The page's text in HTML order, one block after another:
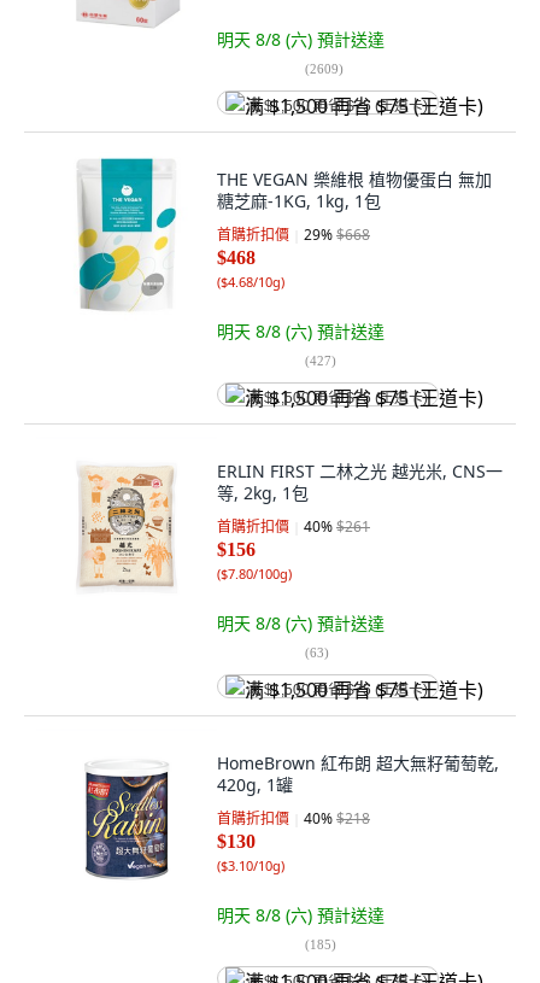
明天 8/8 (六) 預計送達
(2609)
满 $1,500 再省 $75 (王道卡)
THE VEGAN 樂維根 植物優蛋白 無加
糖芝麻-1KG, 1kg, 1包
首購折扣價 29%$668
$468
($4.68/10g)
明天 8/8 (六) 預計送達
(427)
满 $1,500 再省 $75 (王道卡)
ERLIN FIRST 二林之光 越光米, CNS一
等, 2kg, 1包
首購折扣價 40%$261
$156
($7.80/100g)
明天 8/8 (六) 預計送達
(63)
满 $1,500 再省 $75 (王道卡)
HomeBrown 紅布朗 超大無籽葡萄乾,
420g, 1罐
首購折扣價 40%$218
$130
($3.10/10g)
明天 8/8 (六) 預計送達
(185)